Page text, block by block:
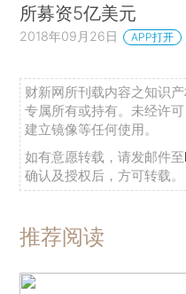
所募资5亿美元
2018年09月26日 APP打开
财新网所刊载内容之知识
专属所有或持有。未经许
建立镜像等任何使用。
如有意愿转载，请发邮件至
确认及授权后，方可转载。
推荐阅读